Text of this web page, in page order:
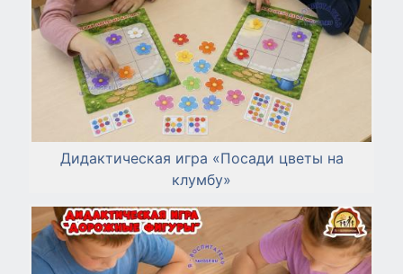
Дидактическая игра «Посади цветы на
клумбу»